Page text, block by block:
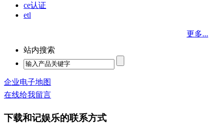
ce认证
etl
更多...
站内搜索
企业电子地图
在线给我留言
下载和记娱乐的联系方式